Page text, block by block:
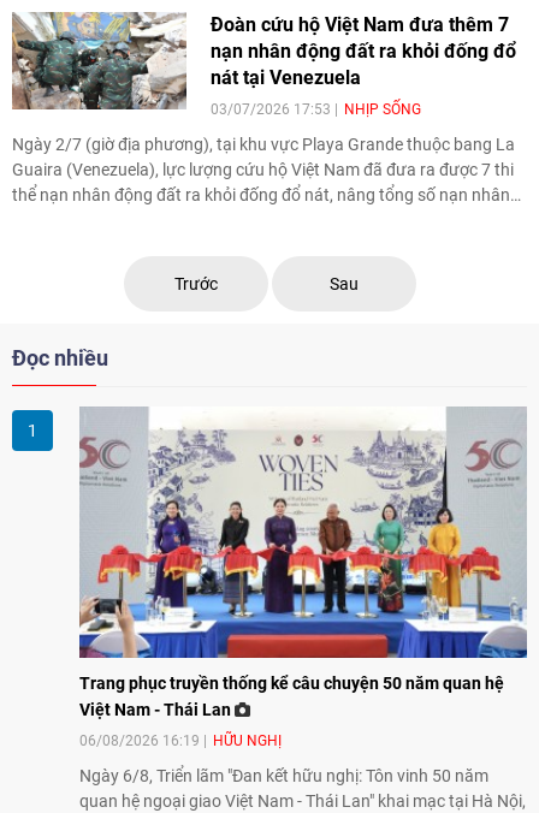
đều có “chiếc bánh” đặc và đen tròn, đây là
phân bò mà nông dân chăn nuôi thu thập,
sau khi hong khô trong gió làm chất đốt.
Chiếc bánh phân bò này trộn tạp với cỏ
cây, sau khi đốt sẽ tỏa ra mùi hương độc
đáo. Những năm gần đây, cùng với việc
thế hệ mới thanh niên Tây Tạng được tiếp
nhận giáo dục đại học, phương thức sinh
Đoàn cứu hộ Việt Nam đưa thêm 7
nạn nhân động đất ra khỏi đống đổ
nát tại Venezuela
03/07/2026 17:53 NHỊP SỐNG
Ngày 2/7 (giờ địa phương), tại khu vực Playa Grande thuộc bang La
Guaira (Venezuela), lực lượng cứu hộ Việt Nam đã đưa ra được 7 thi
thể nạn nhân động đất ra khỏi đống đổ nát, nâng tổng số nạn nhân
Trước Sau
Đọc nhiều
Trang phục truyền thống kể câu chuyện 50 năm quan hệ
Việt Nam - Thái Lan
06/08/2026 16:19 HỮU NGHỊ
Ngày 6/8, Triển lãm "Đan kết hữu nghị: Tôn vinh 50 năm
quan hệ ngoại giao Việt Nam - Thái Lan" khai mạc tại Hà Nội,